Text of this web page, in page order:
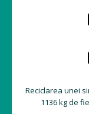
Reciclarea unei
1136 kg de